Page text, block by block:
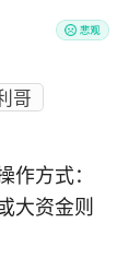
哥
作方式：
大资金则